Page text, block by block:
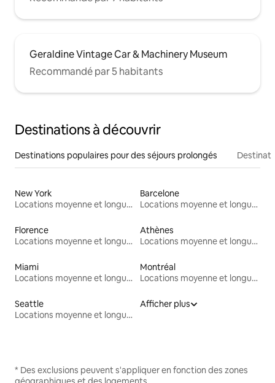
Geraldine Vintage Car & Machinery Museum
Recommandé par 5 habitants
Destinations à découvrir
Destinations populaires pour des séjours prolongés
New York
Locations moyenne et longue durée
Barcelone
Locations moyenne et longue durée
Florence
Locations moyenne et longue durée
Athènes
Locations moyenne et longue durée
Miami
Locations moyenne et longue durée
Montréal
Locations moyenne et longue durée
Seattle
Locations moyenne et longue durée
Afficher plus
* Des exclusions peuvent s'appliquer en fonction des zones